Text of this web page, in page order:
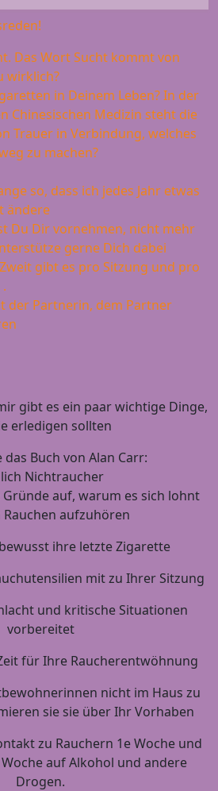
Das Wort Sucht kommt von
wirklich?
in Deinem Leben? In der
Chinesischen Medizin steht die
Trauer in Verbindung, welches
zu machen?
so, dass ich jedes Jahr etwas
ändere
Du Dir vornehmen, nicht mehr
gerne Dich dabei
gibt es pro Sitzung und pro
der Partnerin, dem Partner
gibt es ein paar wichtige Dinge,
erledigen sollten
das Buch von Alan Carr:
Nichtraucher
Gründe auf, warum es sich lohnt
aufzuhören
ihre letzte Zigarette
mit zu Ihrer Sitzung
und kritische Situationen
vorbereitet
für Ihre Raucherentwöhnung
nicht im Haus zu
sie sie über Ihr Vorhaben
zu Rauchern 1e Woche und
auf Alkohol und andere
Drogen.